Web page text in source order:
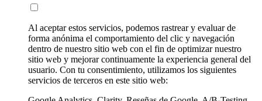
Al aceptar estos servicios, podemos rastrear y evaluar de
forma anónima el comportamiento del clic y navegación
dentro de nuestro sitio web con el fin de optimizar nuestro
sitio web y mejorar continuamente la experiencia general del
usuario. Con tu consentimiento, utilizamos los siguientes
servicios de terceros en este sitio web: